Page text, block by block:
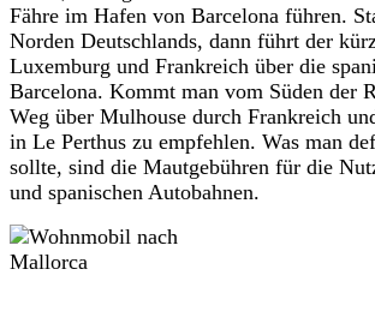
Fähre im Hafen von Barcelona führen.
Norden Deutschlands, dann führt der
Luxemburg und Frankreich über die
Barcelona. Kommt man vom Süden der
Weg über Mulhouse durch Frankreich
in Le Perthus zu empfehlen. Was man
sollte, sind die Mautgebühren für die
und spanischen Autobahnen.